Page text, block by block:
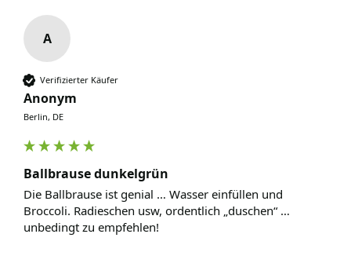
A
Verifizierter Käufer
Anonym
Berlin, DE
Ballbrause dunkelgrün
Die Ballbrause ist genial … Wasser einfüllen und
Broccoli. Radieschen usw, ordentlich „duschen“ …
unbedingt zu empfehlen!